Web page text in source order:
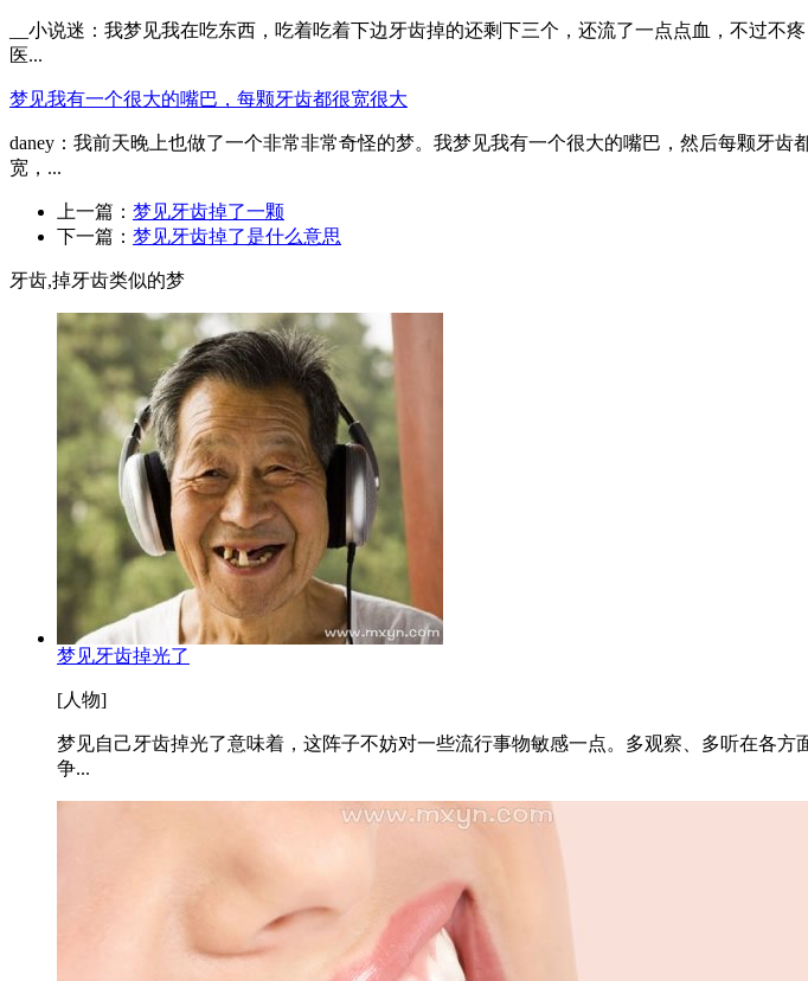
__小说迷：我梦见我在吃东西，吃着吃着下边牙齿掉的还剩下三个，还流了一点点血，不过
医...
梦见我有一个很大的嘴巴，每颗牙齿都很宽很大
daney：我前天晚上也做了一个非常非常奇怪的梦。我梦见我有一个很大的嘴巴，然后每颗牙
宽，...
上一篇： 梦见牙齿掉了一颗
下一篇： 梦见牙齿掉了是什么意思
牙齿,掉牙齿类似的梦
梦见牙齿掉光了
[人物]
梦见自己牙齿掉光了意味着，这阵子不妨对一些流行事物敏感一点。多观察、多听在各
争...